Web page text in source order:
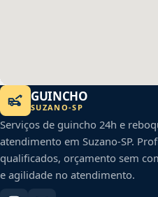
GUINCHO
SUZANO-SP
Serviços de guincho 24h e
atendimento em Suzano-SP.
qualificados, orçamento sem
e agilidade no atendimento.